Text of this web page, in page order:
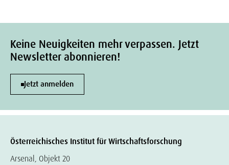
Keine Neuigkeiten mehr verpassen. Jetzt
Newsletter abonnieren!
Jetzt anmelden
Österreichisches Institut für Wirtschaftsforschung
Arsenal, Objekt 20